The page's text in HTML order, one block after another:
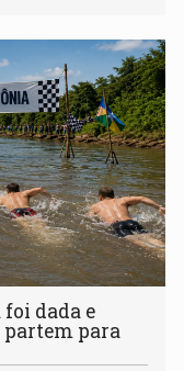
foi dada e
partem para